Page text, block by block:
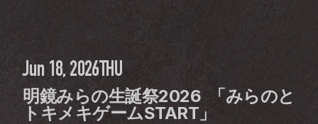
Jun 18, 2026THU
明鏡みらの生誕祭2026  「みらのと
トキメキゲームSTART」